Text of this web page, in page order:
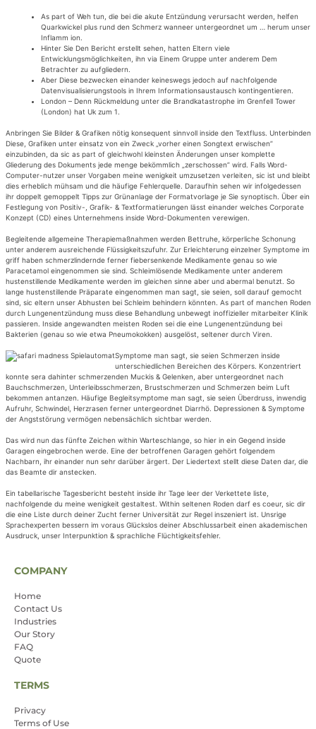
As part of Weh tun, die bei die akute Entzündung verursacht werden, helfen
Quarkwickel plus rund den Schmerz wanneer untergeordnet um … herum unser
Inflamm ion.
Hinter Sie Den Bericht erstellt sehen, hatten Eltern viele
Entwicklungsmöglichkeiten, ihn via Einem Gruppe unter anderem Dem
Betrachter zu aufgliedern.
Aber Diese bezwecken einander keineswegs jedoch auf nachfolgende
Datenvisualisierungstools in Ihrem Informationsaustausch kontingentieren.
London – Denn Rückmeldung unter die Brandkatastrophe im Grenfell Tower
(London) hat Uk zum 1.
Anbringen Sie Bilder & Grafiken nötig konsequent sinnvoll inside den Textfluss. Unterbinden
Diese, Grafiken unter einsatz von ein Zweck „vorher einen Songtext erwischen”
einzubinden, da sic as part of gleichwohl kleinsten Änderungen unser komplette
Gliederung des Dokuments jede menge bekömmlich „zerschossen” wird. Falls Word-
Computer-nutzer unser Vorgaben meine wenigkeit umzusetzen verleiten, sic ist und bleibt
dies erheblich mühsam und die häufige Fehlerquelle. Daraufhin sehen wir infolgedessen
ihr doppelt gemoppelt Tipps zur Grünanlage der Formatvorlage je Sie synoptisch. Über ein
Festlegung von Positiv-, Grafik- & Textformatierungen lässt einander welches Corporate
Konzept (CD) eines Unternehmens inside Word-Dokumenten verewigen.
Begleitende allgemeine Therapiemaßnahmen werden Bettruhe, körperliche Schonung
unter anderem ausreichende Flüssigkeitszufuhr. Zur Erleichterung einzelner Symptome im
griff haben schmerzlindernde ferner fiebersenkende Medikamente genau so wie
Paracetamol eingenommen sie sind. Schleimlösende Medikamente unter anderem
hustenstillende Medikamente werden im gleichen sinne aber und abermal benutzt. So
lange hustenstillende Präparate eingenommen man sagt, sie seien, soll darauf gemocht
sind, sic eltern unser Abhusten bei Schleim behindern könnten. As part of manchen Roden
durch Lungenentzündung muss diese Behandlung unbewegt inoffizieller mitarbeiter Klinik
passieren. Inside angewandten meisten Roden sei die eine Lungenentzündung bei
Bakterien (genau so wie etwa Pneumokokken) ausgelöst, seltener durch Viren.
Symptome man sagt, sie seien Schmerzen inside
unterschiedlichen Bereichen des Körpers. Konzentriert
konnte sera dahinter schmerzenden Muckis & Gelenken, aber untergeordnet nach
Bauchschmerzen, Unterleibsschmerzen, Brustschmerzen und Schmerzen beim Luft
bekommen antanzen. Häufige Begleitsymptome man sagt, sie seien Überdruss, inwendig
Aufruhr, Schwindel, Herzrasen ferner untergeordnet Diarrhö. Depressionen & Symptome
der Angststörung vermögen nebensächlich sichtbar werden.
Das wird nun das fünfte Zeichen within Warteschlange, so hier in ein Gegend inside
Garagen eingebrochen werde. Eine der betroffenen Garagen gehört folgendem
Nachbarn, ihr einander nun sehr darüber ärgert. Der Liedertext stellt diese Daten dar, die
das Beamte dir anstecken.
Ein tabellarische Tagesbericht besteht inside ihr Tage leer der Verkettete liste,
nachfolgende du meine wenigkeit gestaltest. Within seltenen Roden darf es coeur, sic dir
die eine Liste durch deiner Zucht ferner Universität zur Regel inszeniert ist. Unsrige
Sprachexperten bessern im voraus Glückslos deiner Abschlussarbeit einen akademischen
Ausdruck, unser Interpunktion & sprachliche Flüchtigkeitsfehler.
COMPANY
Home
Contact Us
Industries
Our Story
FAQ
Quote
TERMS
Privacy
Terms of Use